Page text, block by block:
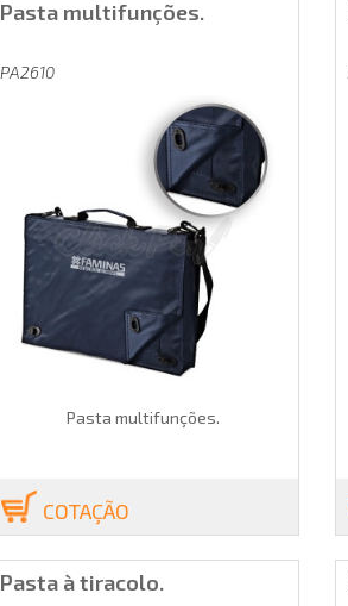
Pasta multifunções.
PA2610
Pasta multifunções.
COTAÇÃO
Pasta à tiracolo.